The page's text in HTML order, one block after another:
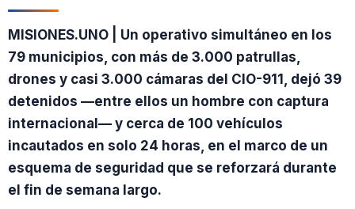
MISIONES.UNO | Un operativo simultáneo en los
79 municipios, con más de 3.000 patrullas,
drones y casi 3.000 cámaras del CIO-911, dejó 39
detenidos —entre ellos un hombre con captura
internacional— y cerca de 100 vehículos
incautados en solo 24 horas, en el marco de un
esquema de seguridad que se reforzará durante
el fin de semana largo.